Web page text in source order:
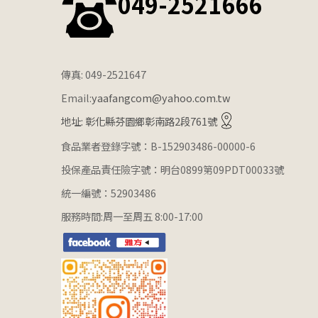
傳真: 049-2521647
Email:yaafangcom@yahoo.com.tw
地址: 彰化縣芬園鄉彰南路2段761號
食品業者登錄字號：B-152903486-00000-6
投保產品責任險字號：明台0899第09PDT00033號
統一編號：52903486
服務時間:周一至周五 8:00-17:00